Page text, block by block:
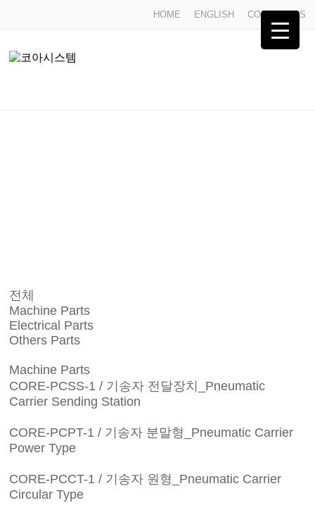
HOME ENGLISH CONTACT US
전체
Machine Parts
Electrical Parts
Others Parts
Machine Parts
CORE-PCSS-1 / 기송자 전달장치_Pneumatic
Carrier Sending Station
CORE-PCPT-1 / 기송자 분말형_Pneumatic Carrier
Power Type
CORE-PCCT-1 / 기송자 원형_Pneumatic Carrier
Circular Type